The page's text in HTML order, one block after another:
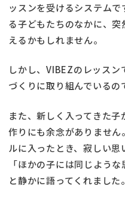
ッスンを受けるシステム
る子どもたちのなかに、
えるかもしれません。
しかし、VIBEZのレッス
づくりに取り組んでいるの
また、新しく入ってきた
作りにも余念がありませ
ルに入ったとき、寂しい思
「ほかの子には同じよう
と静かに語ってくれました。